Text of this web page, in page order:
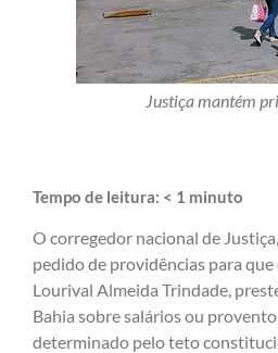
Justiça mantém
Tempo de leitura: < 1 minuto
O corregedor nacional de
pedido de providências para
Lourival Almeida Trindade,
Bahia sobre salários ou
determinado pelo teto